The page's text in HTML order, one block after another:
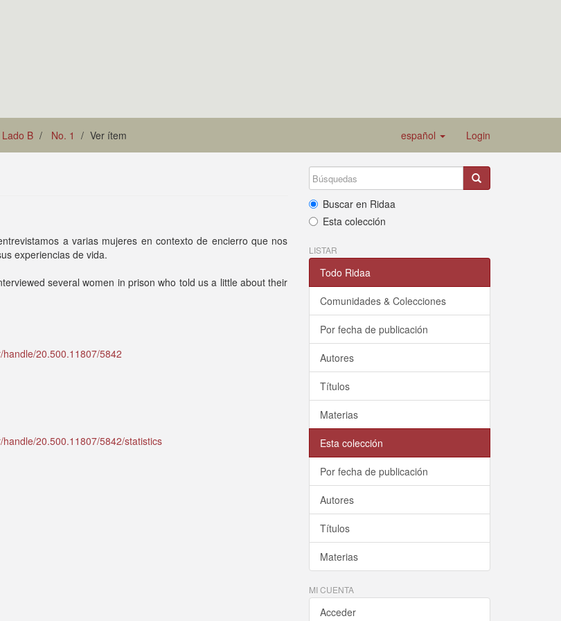
Lado B No. 1 Ver ítem español Login
a varias mujeres en contexto de encierro que nos
experiencias de vida.
several women in prison who told us a little about their
20.500.11807/5842
20.500.11807/5842/statistics
Buscar en Ridaa
Esta colección
LISTAR
Todo Ridaa
Comunidades & Colecciones
Por fecha de publicación
Autores
Títulos
Materias
Esta colección
Por fecha de publicación
Autores
Títulos
Materias
MI CUENTA
Acceder